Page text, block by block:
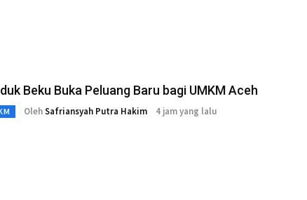
Beku Buka Peluang Baru bagi UMKM Aceh
OlehSafriansyah Putra Hakim 4 jam yang lalu